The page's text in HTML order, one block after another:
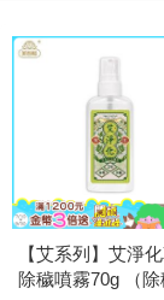
【艾系列】艾淨
除穢噴霧70g （